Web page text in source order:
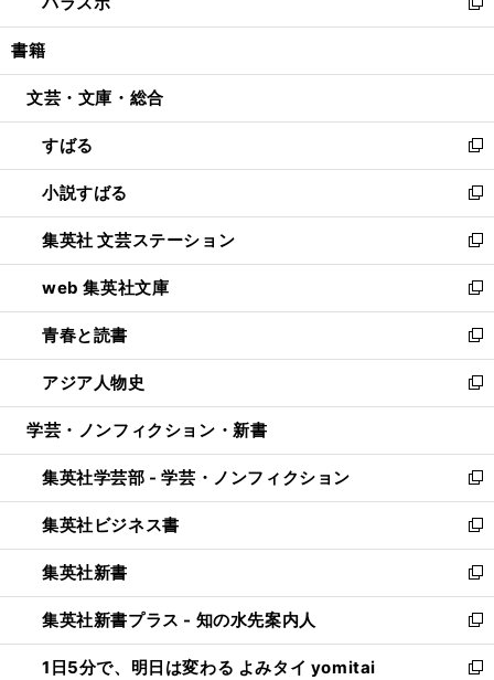
開
ド
ウ
開
ィ
ン
ウ
開
く
い
ウ
ン
ウ
で
開
く
新
し
ウ
ン
ド
ウ
で
開
く
書籍
文芸・文庫・総合
すばる
新
し
い
ウ
ィ
ン
ド
ウ
で
開
く
小説すばる
新
し
い
ウ
ィ
ン
ド
ウ
で
開
集英社 文芸ステーション
新
し
い
ウ
ィ
ン
ド
ウ
開
く
web 集英社文庫
新
し
い
ウ
ィ
ン
ウ
で
開
く
青春と読書
新
し
い
ウ
ン
ド
ウ
で
開
く
アジア人物史
新
し
ウ
ィ
ン
ド
ウ
で
開
く
学芸・ノンフィクション・新書
集英社学芸部 - 学芸・ノンフィクション
新
し
い
ウ
ィ
ン
ド
ウ
で
集英社ビジネス書
新
し
い
ウ
ィ
ン
ド
集英社新書
新
し
い
ウ
ィ
集英社新書プラス - 知の水先案内人
新
し
い
1日5分で、明日は変わる よみタイ yomitai
新